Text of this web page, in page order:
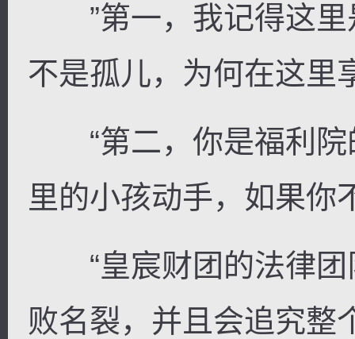
”第一，我记得这里
不是孤儿，为何在这里
“第二，你是福利院
里的小孩动手，如果你
“皇宸财团的法律团
败名裂，并且会追究整